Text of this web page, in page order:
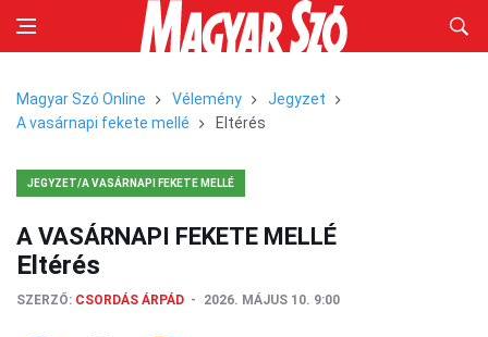
Magyar Szó Online Vélemény
Jegyzet
A vasárnapi fekete mellé
Eltérés
JEGYZET/A VASÁRNAPI FEKETE MELLÉ
A VASÁRNAPI FEKETE MELLÉ
Eltérés
SZERZŐ: CSORDÁS ÁRPÁD 2026. MÁJUS 10. 9:00